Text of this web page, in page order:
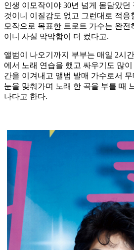
인생 이모작이야 30년 넘게 몸담았
것이니 이질감도 없고 그런대로 적응
모작으로 목표한 트로트 가수는 완
이니 사실 막막함이 더 컸다고.
앨범이 나오기까지 부부는 매일 2시
에서 노래 연습을 했고 싸우기도 많이
간을 이겨내고 앨범 발매 가수로서
눈을 맞춰가며 노래 한 곡을 부를 때
나다고 한다.